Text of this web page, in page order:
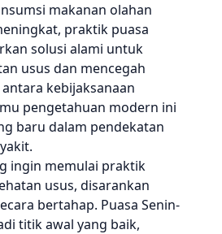
makanan olahan
praktik puasa
solusi alami untuk
usus dan mencegah
kebijaksanaan
pengetahuan modern ini
baru dalam pendekatan
ingin memulai praktik
usus, disarankan
bertahap. Puasa Senin-
titik awal yang baik,